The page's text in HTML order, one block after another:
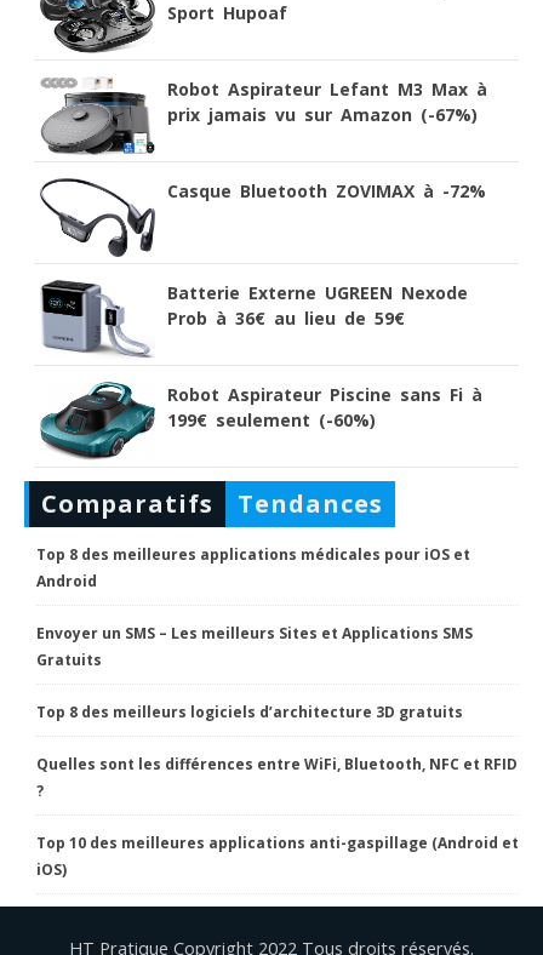
Sport Hupoaf
Robot Aspirateur Lefant M3 Max à
prix jamais vu sur Amazon (-67%)
Casque Bluetooth ZOVIMAX à -72%
Batterie Externe UGREEN Nexode
Prob à 36€ au lieu de 59€
Robot Aspirateur Piscine sans Fi à
199€ seulement (-60%)
Comparatifs Tendances
Top 8 des meilleures applications médicales pour iOS et
Android
Envoyer un SMS – Les meilleurs Sites et Applications SMS
Gratuits
Top 8 des meilleurs logiciels d’architecture 3D gratuits
Quelles sont les différences entre WiFi, Bluetooth, NFC et RFID
?
Top 10 des meilleures applications anti-gaspillage (Android et
iOS)
HT Pratique Copyright 2022 Tous droits réservés.